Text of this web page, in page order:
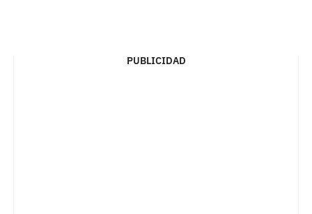
PUBLICIDAD